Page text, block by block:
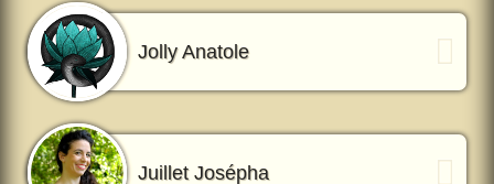
Jolly Anatole
Juillet Josépha